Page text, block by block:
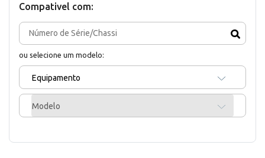
Compativel com:
ou selecione um modelo:
Equipamento
Modelo